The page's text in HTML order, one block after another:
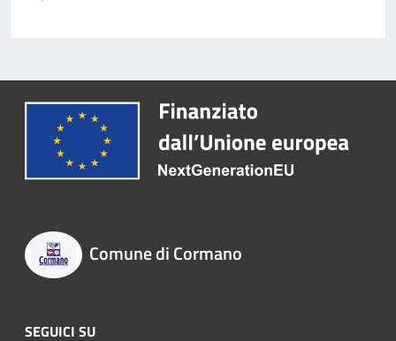
Comune di Cormano
SEGUICI SU